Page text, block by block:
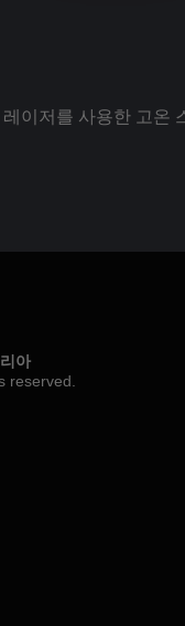
이저를 사용한 고온
아
reserved.